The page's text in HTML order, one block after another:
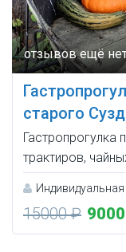
старого
Гастропрогулка
трактиров,
Индивидуальная
15000 ₽